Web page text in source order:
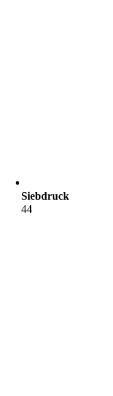
Siebdruck
44